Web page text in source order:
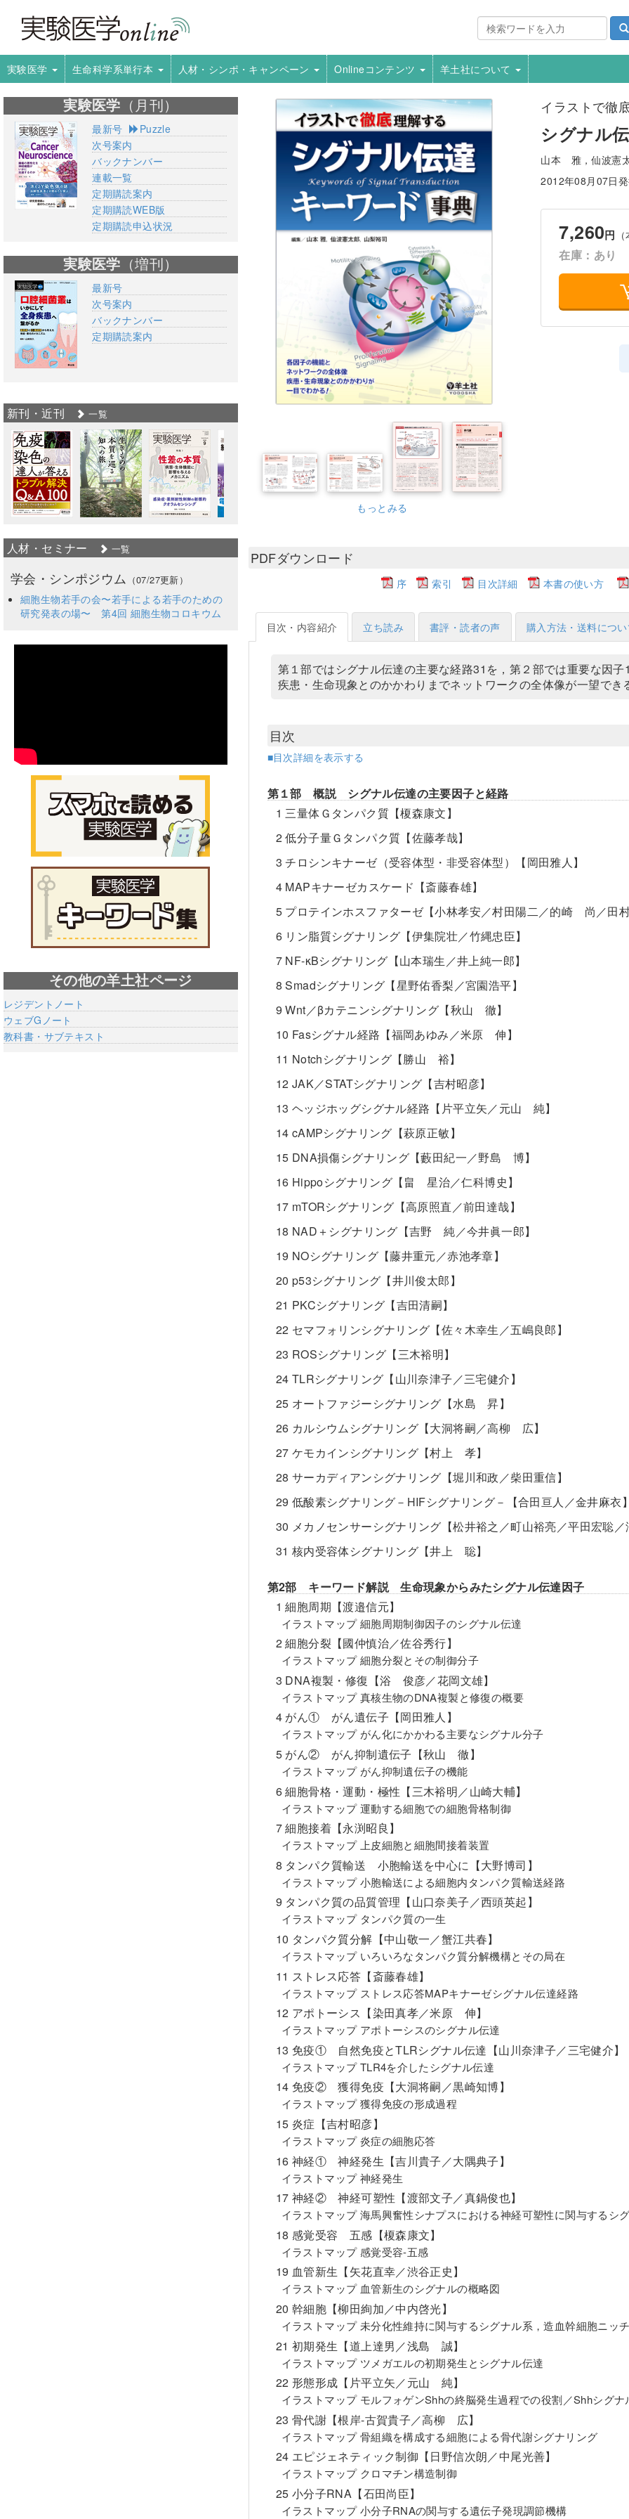
実験医学 生命科学系単行本 人材・シンポ・キャンペーン Onlineコンテンツ 羊土社について
もっとみる
イラストで徹
シグナル
山本 雅，仙波憲
2012年08月07日
7,260円
在庫：あり
PDFダウンロード
序 索引 目次詳細 本書の使い方
目次・内容紹介 立ち読み 書評・読者の声 購入方法・送料につい
第１部ではシグナル伝達の主要な経路31を，第２部では重要な因
疾患・生命現象とのかかわりまでネットワークの全体像が一望でき
目次
■目次詳細を表示する
第１部 概説 シグナル伝達の主要因子と経路
1 三量体Ｇタンパク質【榎森康文】
2 低分子量Ｇタンパク質【佐藤孝哉】
3 チロシンキナーゼ（受容体型・非受容体型）【岡田雅人】
4 MAPキナーゼカスケード【斎藤春雄】
5 プロテインホスファターゼ【小林孝安／村田陽二／的崎 尚／田村
6 リン脂質シグナリング【伊集院壮／竹縄忠臣】
7 NF-κBシグナリング【山本瑞生／井上純一郎】
8 Smadシグナリング【星野佑香梨／宮園浩平】
9 Wnt／βカテニンシグナリング【秋山 徹】
10 Fasシグナル経路【福岡あゆみ／米原 伸】
11 Notchシグナリング【勝山 裕】
12 JAK／STATシグナリング【吉村昭彦】
13 ヘッジホッグシグナル経路【片平立矢／元山 純】
14 cAMPシグナリング【萩原正敏】
15 DNA損傷シグナリング【藪田紀一／野島 博】
16 Hippoシグナリング【畠 星治／仁科博史】
17 mTORシグナリング【高原照直／前田達哉】
18 NAD＋シグナリング【吉野 純／今井眞一郎】
19 NOシグナリング【藤井重元／赤池孝章】
20 p53シグナリング【井川俊太郎】
21 PKCシグナリング【吉田清嗣】
22 セマフォリンシグナリング【佐々木幸生／五嶋良郎】
23 ROSシグナリング【三木裕明】
24 TLRシグナリング【山川奈津子／三宅健介】
25 オートファジーシグナリング【水島 昇】
26 カルシウムシグナリング【大洞将嗣／高柳 広】
27 ケモカインシグナリング【村上 孝】
28 サーカディアンシグナリング【堀川和政／柴田重信】
29 低酸素シグナリング－HIFシグナリング－【合田亘人／金井麻衣】
30 メカノセンサーシグナリング【松井裕之／町山裕亮／平田宏聡／
31 核内受容体シグナリング【井上 聡】
第2部 キーワード解説 生命現象からみたシグナル伝達因子
1 細胞周期【渡邉信元】
イラストマップ 細胞周期制御因子のシグナル伝達
2 細胞分裂【國仲慎治／佐谷秀行】
イラストマップ 細胞分裂とその制御分子
3 DNA複製・修復【浴 俊彦／花岡文雄】
イラストマップ 真核生物のDNA複製と修復の概要
4 がん① がん遺伝子【岡田雅人】
イラストマップ がん化にかかわる主要なシグナル分子
5 がん② がん抑制遺伝子【秋山 徹】
イラストマップ がん抑制遺伝子の機能
6 細胞骨格・運動・極性【三木裕明／山崎大輔】
イラストマップ 運動する細胞での細胞骨格制御
7 細胞接着【永渕昭良】
イラストマップ 上皮細胞と細胞間接着装置
8 タンパク質輸送 小胞輸送を中心に【大野博司】
イラストマップ 小胞輸送による細胞内タンパク質輸送経路
9 タンパク質の品質管理【山口奈美子／西頭英起】
イラストマップ タンパク質の一生
10 タンパク質分解【中山敬一／蟹江共春】
イラストマップ いろいろなタンパク質分解機構とその局在
11 ストレス応答【斎藤春雄】
イラストマップ ストレス応答MAPキナーゼシグナル伝達経路
12 アポトーシス【染田真孝／米原 伸】
イラストマップ アポトーシスのシグナル伝達
13 免疫① 自然免疫とTLRシグナル伝達【山川奈津子／三宅健介】
イラストマップ TLR4を介したシグナル伝達
14 免疫② 獲得免疫【大洞将嗣／黒崎知博】
イラストマップ 獲得免疫の形成過程
15 炎症【吉村昭彦】
イラストマップ 炎症の細胞応答
16 神経① 神経発生【吉川貴子／大隅典子】
イラストマップ 神経発生
17 神経② 神経可塑性【渡部文子／真鍋俊也】
イラストマップ 海馬興奮性シナプスにおける神経可塑性に関与するシ
18 感覚受容 五感【榎森康文】
イラストマップ 感覚受容-五感
19 血管新生【矢花直幸／渋谷正史】
イラストマップ 血管新生のシグナルの概略図
20 幹細胞【柳田絢加／中内啓光】
イラストマップ 未分化性維持に関与するシグナル系，造血幹細胞ニッチ
21 初期発生【道上達男／浅島 誠】
イラストマップ ツメガエルの初期発生とシグナル伝達
22 形態形成【片平立矢／元山 純】
イラストマップ モルフォゲンShhの終脳発生過程での役割／Shhシグナ
23 骨代謝【根岸-古賀貴子／高柳 広】
イラストマップ 骨組織を構成する細胞による骨代謝シグナリング
24 エピジェネティック制御【日野信次朗／中尾光善】
イラストマップ クロマチン構造制御
25 小分子RNA【石田尚臣】
イラストマップ 小分子RNAの関与する遺伝子発現調節機構
実験医学 （月刊）
最新号
Puzzle
次号案内
バックナンバー
連載一覧
定期購読案内
定期購読WEB版
定期購読申込状況
実験医学 （増刊）
最新号
次号案内
バックナンバー
定期購読案内
新刊・近刊 一覧
人材・セミナー 一覧
学会・シンポジウム （07/27更新）
細胞生物若手の会〜若手による若手のための
研究発表の場〜 第4回 細胞生物コロキウム
その他の羊土社ページ
レジデントノート
ウェブGノート
教科書・サブテキスト